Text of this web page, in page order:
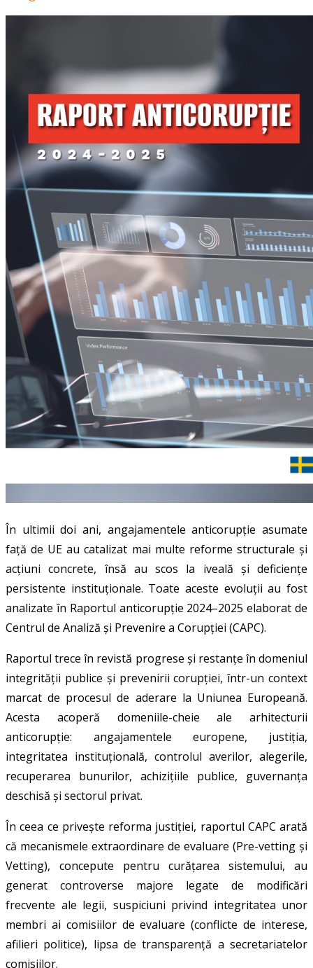
În ultimii doi ani, angajamentele anticorupție asumate
față de UE au catalizat mai multe reforme structurale și
acțiuni concrete, însă au scos la iveală și deficiențe
persistente instituționale. Toate aceste evoluții au fost
analizate în Raportul anticorupție 2024–2025 elaborat de
Centrul de Analiză și Prevenire a Corupției (CAPC).
Raportul trece în revistă progrese și restanțe în domeniul
integrității publice și prevenirii corupției, într-un context
marcat de procesul de aderare la Uniunea Europeană.
Acesta acoperă domeniile-cheie ale arhitecturii
anticorupție: angajamentele europene, justiția,
integritatea instituțională, controlul averilor, alegerile,
recuperarea bunurilor, achizițiile publice, guvernanța
deschisă și sectorul privat.
În ceea ce privește reforma justiției, raportul CAPC arată
că mecanismele extraordinare de evaluare (Pre-vetting și
Vetting), concepute pentru curățarea sistemului, au
generat controverse majore legate de modificări
frecvente ale legii, suspiciuni privind integritatea unor
membri ai comisiilor de evaluare (conflicte de interese,
afilieri politice), lipsa de transparență a secretariatelor
comisiilor.